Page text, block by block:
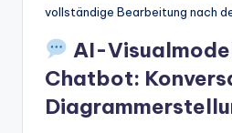
vollständige Bearbeitung nach
AI-
Chatbot: